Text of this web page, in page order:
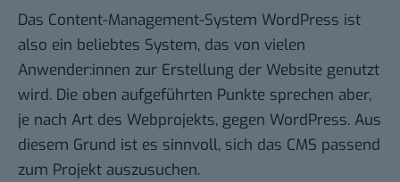
Das Content-Management-System WordPress ist
also ein beliebtes System, das von vielen
Anwender:innen zur Erstellung der Website genutzt
wird. Die oben aufgeführten Punkte sprechen aber,
je nach Art des Webprojekts, gegen WordPress. Aus
diesem Grund ist es sinnvoll, sich das CMS passend
zum Projekt auszusuchen.